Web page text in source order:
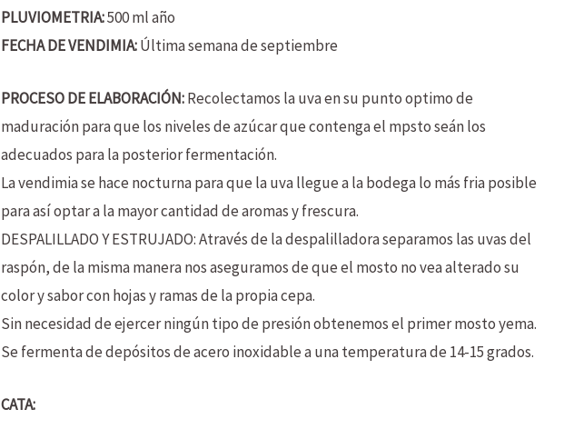
PLUVIOMETRIA:500 ml año
FECHA DE VENDIMIA:Última semana de septiembre
PROCESO DE ELABORACIÓN:Recolectamos la uva en su punto optimo de
maduración para que los niveles de azúcar que contenga el mpsto seán los
adecuados para la posterior fermentación.
La vendimia se hace nocturna para que la uva llegue a la bodega lo más fria posible
para así optar a la mayor cantidad de aromas y frescura.
DESPALILLADO Y ESTRUJADO: Através de la despalilladora separamos las uvas del
raspón, de la misma manera nos aseguramos de que el mosto no vea alterado su
color y sabor con hojas y ramas de la propia cepa.
Sin necesidad de ejercer ningún tipo de presión obtenemos el primer mosto yema.
Se fermenta de depósitos de acero inoxidable a una temperatura de 14-15 grados.
CATA: